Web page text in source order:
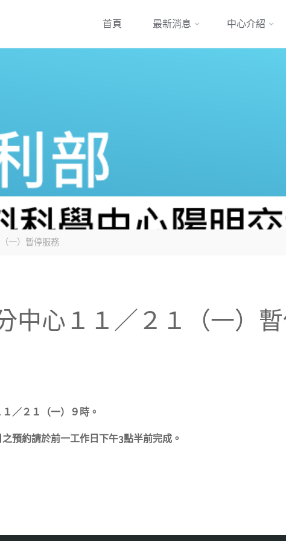
跳
到
首頁 最新消息 中心介紹
一）暫停服務
中心１１／２１（一）
／２１（一）９時。
預約請於前一工作日下午3點半前完成。